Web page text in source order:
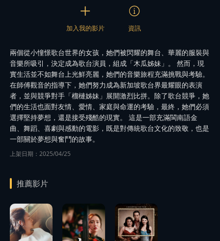
加入我的影片 資訊
兩個從小憧憬歌台世界的女孩，她們被閃耀的舞台、華麗的服裝與
音樂所吸引，決定成為歌台演員，組成「木瓜姊妹」。 然而，現
實生活並不如舞台上光鮮亮麗，她們的音樂旅程充滿挑戰與考驗。
在師傅觀音的指導下，她們努力成為新加坡歌台界最耀眼的表演
者，並與競爭對手「榴槤姊妹」展開激烈比拼。除了歌台競爭，她
們的生活也面對友情、愛情、家庭與命運的考驗，最終，她們必須
選擇堅持夢想，還是接受殘酷的現實。 這是一部充滿閩南語金
曲、舞蹈、喜劇與感動的電影，既是對傳統歌台文化的致敬，也是
一部關於夢想與奮鬥的故事。
上架日期：2025/04/25
推薦影片
播
放
播
放
播
放